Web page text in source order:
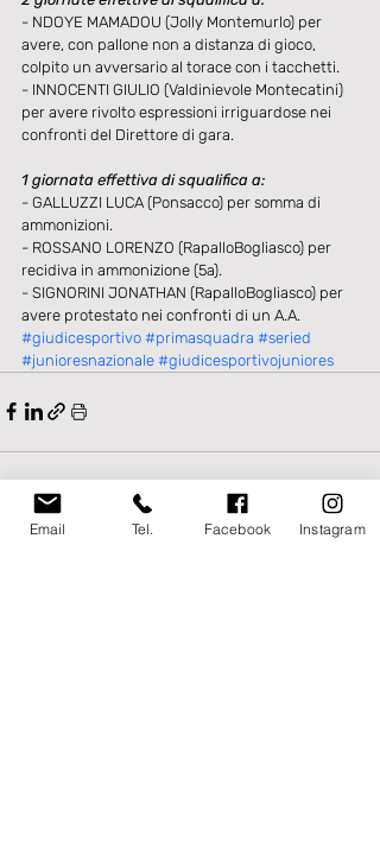
- NDOYE MAMADOU (Jolly Montemurlo) per
avere, con pallone non a distanza di gioco,
colpito un avversario al torace con i tacchetti.
- INNOCENTI GIULIO (Valdinievole Montecatini)
per avere rivolto espressioni irriguardose nei
confronti del Direttore di gara.
1 giornata effettiva di squalifica a:
- GALLUZZI LUCA (Ponsacco) per somma di
ammonizioni.
- ROSSANO LORENZO (RapalloBogliasco) per
recidiva in ammonizione (5a).
- SIGNORINI JONATHAN (RapalloBogliasco) per
avere protestato nei confronti di un A.A.
#giudicesportivo #primasquadra #seried
#junioresnazionale #giudicesportivojuniores
Email Tel. Facebook Instagram